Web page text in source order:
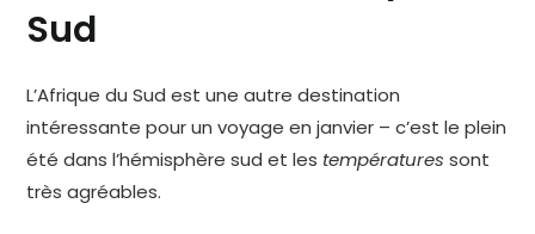
Sud
L’Afrique du Sud est une autre destination
intéressante pour un voyage en janvier – c’est le plein
été dans l’hémisphère sud et les températures sont
très agréables.